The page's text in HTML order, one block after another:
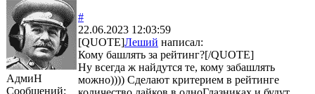
АдмиН
Сообщений:
#
22.06.2023 12:03:59
[QUOTE]Леший написал:
Кому башлять за рейтинг?[/QUOTE]
Ну всегда ж найдутся те, кому забашлять
можно)))) Сделают критерием в рейтинге